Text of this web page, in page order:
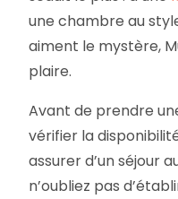
une chambre au
aiment le mystère,
plaire.
Avant de prendre
vérifier la
assurer d’un séjour
n’oubliez pas